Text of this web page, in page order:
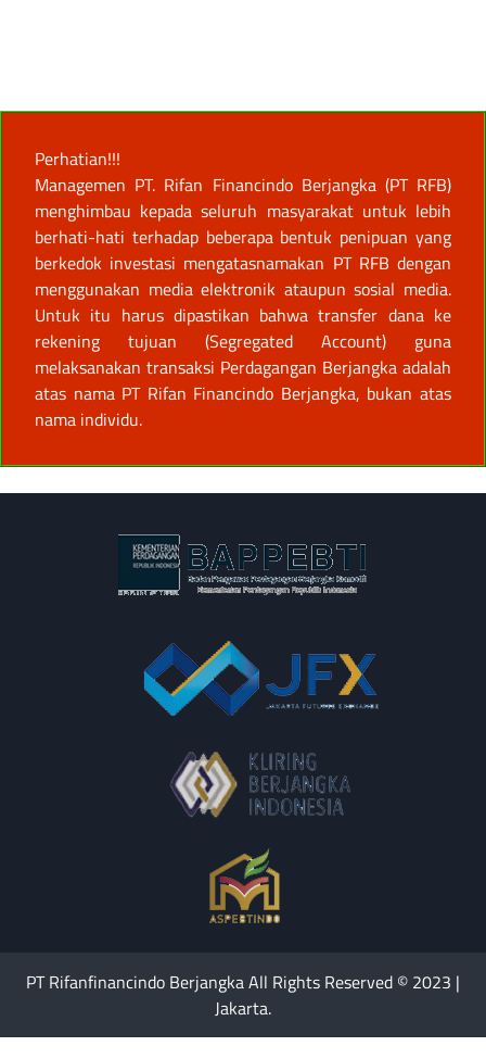
Perhatian!!!
Managemen PT. Rifan Financindo Berjangka (PT RFB)
menghimbau kepada seluruh masyarakat untuk lebih
berhati-hati terhadap beberapa bentuk penipuan yang
berkedok investasi mengatasnamakan PT RFB dengan
menggunakan media elektronik ataupun sosial media.
Untuk itu harus dipastikan bahwa transfer dana ke
rekening tujuan (Segregated Account) guna
melaksanakan transaksi Perdagangan Berjangka adalah
atas nama PT Rifan Financindo Berjangka, bukan atas
nama individu.
PT Rifanfinancindo Berjangka All Rights Reserved © 2023 |
Jakarta.